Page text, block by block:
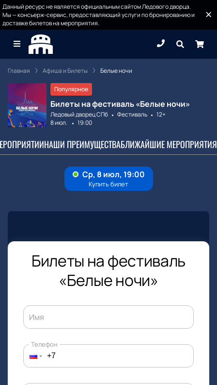
Данный ресурс не является официальным сайтом Ледового дворца.
Мы — консьерж-сервис, предоставляющий услуги по бронированию и
доставке билетов на мероприятия.
Главная Афиша и Билеты Белые ночи
Популярное
Билеты на фестиваль «Белые ночи»
Ледовый дворец СПб Фестиваль
12+
8 июл.
19:00
НАШИ ПРЕИМУЩЕСТВАБЛИЖАЙШИЕ МЕРОПРИЯТИЯ
Билеты на фестиваль
«Белые ночи»
Имя
Телефон